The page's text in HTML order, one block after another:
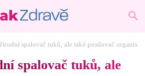
spalovač tuků, ale také posilovač
spalovač tuků, ale